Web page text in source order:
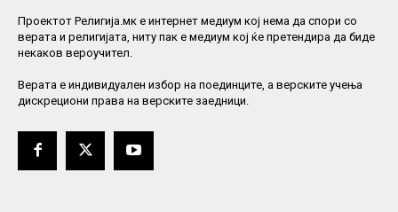
Проектот Религија.мк е интернет медиум кој нема да спори со
верата и религијата, ниту пак е медиум кој ќе претендира да биде
некаков вероучител.
Верaта е индивидуален избор на поединците, а верските учења
дискрециони права на верските заедници.